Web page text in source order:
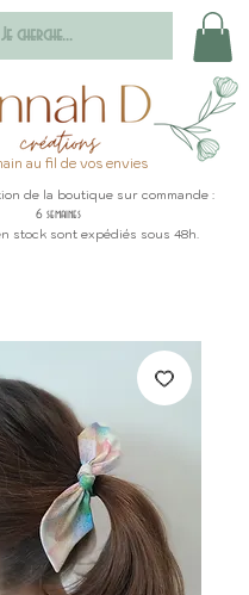
au fil de vos envies
de la boutique sur commande :
6 semaines
stock sont expédiés sous 48h.